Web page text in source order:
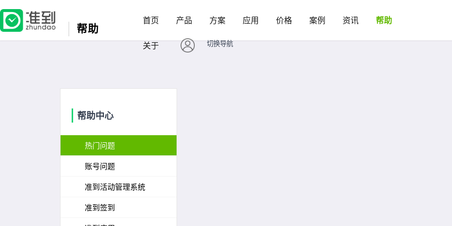
帮助
首页 产品 方案 应用 价格 案例 资讯 帮助
关于 切换导航
帮助中心
热门问题
账号问题
准到活动管理系统
准到签到